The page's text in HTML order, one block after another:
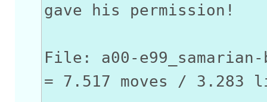
gave his permission!
File: a00-
= 7.517 moves / 3.283